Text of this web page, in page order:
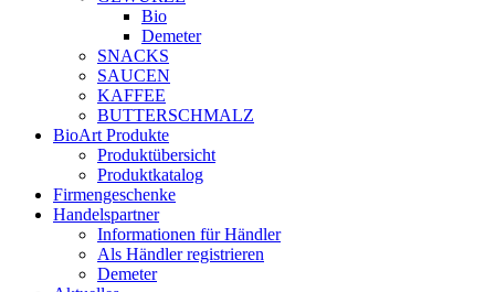
Bio
Demeter
SNACKS
SAUCEN
KAFFEE
BUTTERSCHMALZ
BioArt Produkte
Produktübersicht
Produktkatalog
Firmengeschenke
Handelspartner
Informationen für Händler
Als Händler registrieren
Demeter